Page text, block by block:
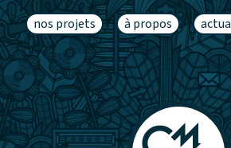
nos projets à propos